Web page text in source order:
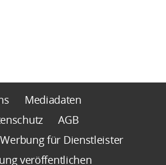
Mediadaten
AGB
Werbung für Dienstleister
veröffentlichen